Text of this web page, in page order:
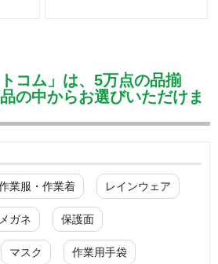
コム」は、5万点の品揃
の中からお選びいただけま
業服・作業着 レインウェア
ガネ 保護面
マスク 作業用手袋